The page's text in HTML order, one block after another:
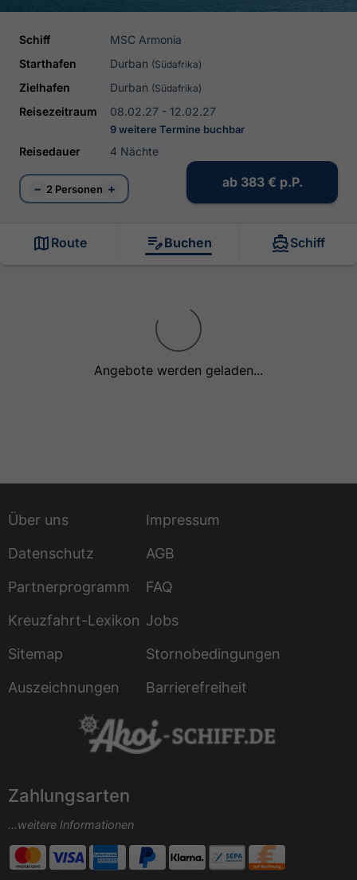
Schiff
MSC Armonia
Starthafen
Durban (Südafrika)
Zielhafen Durban (Südafrika)
Reisezeitraum 08.02.27 - 12.02.27
9 weitere Termine buchbar
Reisedauer 4 Nächte
− 2 Personen + ab 383 € p.P.
Route Buchen Schiff
Angebote werden geladen...
Über uns
Impressum
Datenschutz
AGB
Partnerprogramm
FAQ
Kreuzfahrt-Lexikon Jobs
Sitemap
Stornobedingungen
Auszeichnungen
Barrierefreiheit
Zahlungsarten
...weitere Informationen